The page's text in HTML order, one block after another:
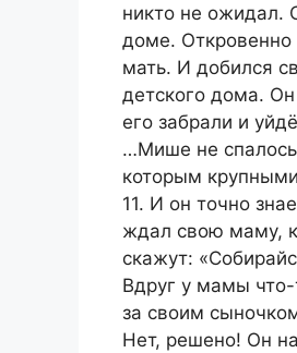
никто не ожидал.
доме. Откровенно
мать. И добился
детского дома. Он
его забрали и
…Мише не спалось
которым
11. И он точно
ждал свою маму,
скажут:
Вдруг у мамы что-
за своим
Нет, решено! Он